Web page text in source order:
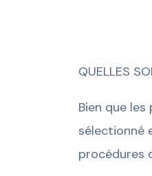
QUELLES
Bien que
sélectionné
procédures